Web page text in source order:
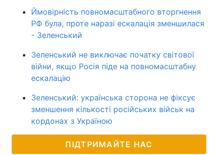
Ймовірність повномасштабного вторгнення
РФ була, проте наразі ескалація зменшилася
- Зеленський
Зеленський не виключає початку світової
війни, якщо Росія піде на повномасштабну
ескалацію
Зеленський: українська сторона не фіксує
зменшення кількості російських військ на
кордонах з Україною
ПІДТРИМАЙТЕ НАС